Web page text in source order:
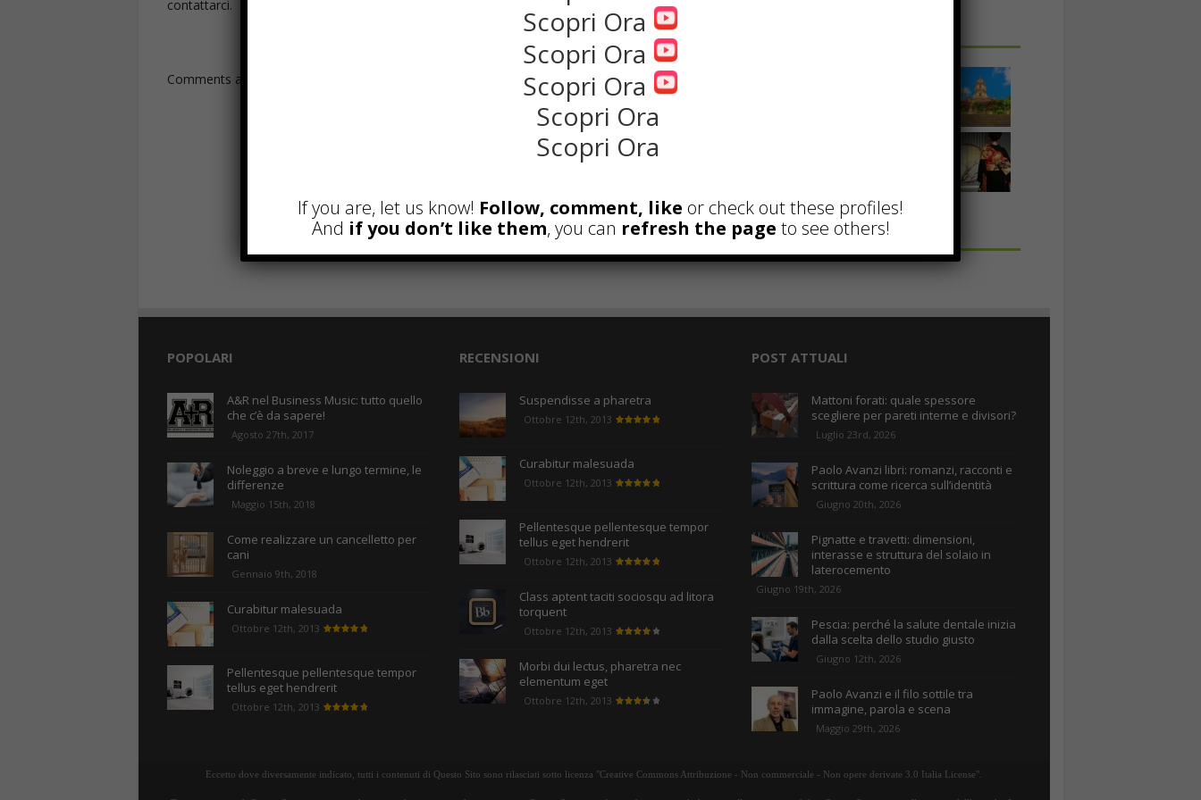
contattarci.
Comments are closed.
POPOLARI
A&R nel Business Music: tutto quello
che c’è da sapere!
Agosto 27th, 2017
Noleggio a breve e lungo termine, le
differenze
Maggio 15th, 2018
Come realizzare un cancelletto per
cani
Gennaio 9th, 2018
Curabitur malesuada
Ottobre 12th, 2013
Pellentesque pellentesque tempor
tellus eget hendrerit
Ottobre 12th, 2013
RECENSIONI
Suspendisse a pharetra
Ottobre 12th, 2013
Curabitur malesuada
Ottobre 12th, 2013
Pellentesque pellentesque tempor
tellus eget hendrerit
Ottobre 12th, 2013
Class aptent taciti sociosqu ad litora
torquent
Ottobre 12th, 2013
Morbi dui lectus, pharetra nec
elementum eget
Ottobre 12th, 2013
POST ATTUALI
Mattoni forati: quale spessore
scegliere per pareti interne e divisori?
Luglio 23rd, 2026
Paolo Avanzi libri: romanzi, racconti e
scrittura come ricerca sull’identità
Giugno 20th, 2026
Pignatte e travetti: dimensioni,
interasse e struttura del solaio in
laterocemento
Giugno 19th, 2026
Pescia: perché la salute dentale inizia
dalla scelta dello studio giusto
Giugno 12th, 2026
Paolo Avanzi e il filo sottile tra
immagine, parola e scena
Maggio 29th, 2026
Eccetto dove diversamente indicato, tutti i contenuti di Questo Sito sono rilasciati sotto licenza "Creative Commons Attribuzione - Non commerciale - Non opere derivate 3.0 Italia License".
Scopri Ora
Scopri Ora
Scopri Ora
Scopri Ora
Scopri Ora
If you are, let us know! Follow, comment, like or check out these profiles!
And if you don’t like them, you can refresh the page to see others!